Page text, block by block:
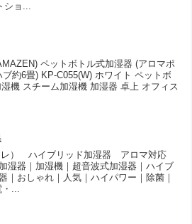
ョ...
ペットボトル式加湿器 (アロマポ
約6畳) KP-C055(W) ホワイト ペットボ
機 スチーム加湿機 加湿器 卓上 オフィス
レ） ハイブリッド加湿器 アロマ対応
湿器｜加湿機｜超音波式加湿器｜ハイブ
｜おしゃれ｜人気｜ハイパワー｜除菌｜
・...